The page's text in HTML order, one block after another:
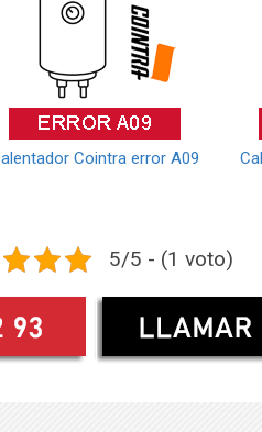
Cointra error A09
5/5 - (1 voto)